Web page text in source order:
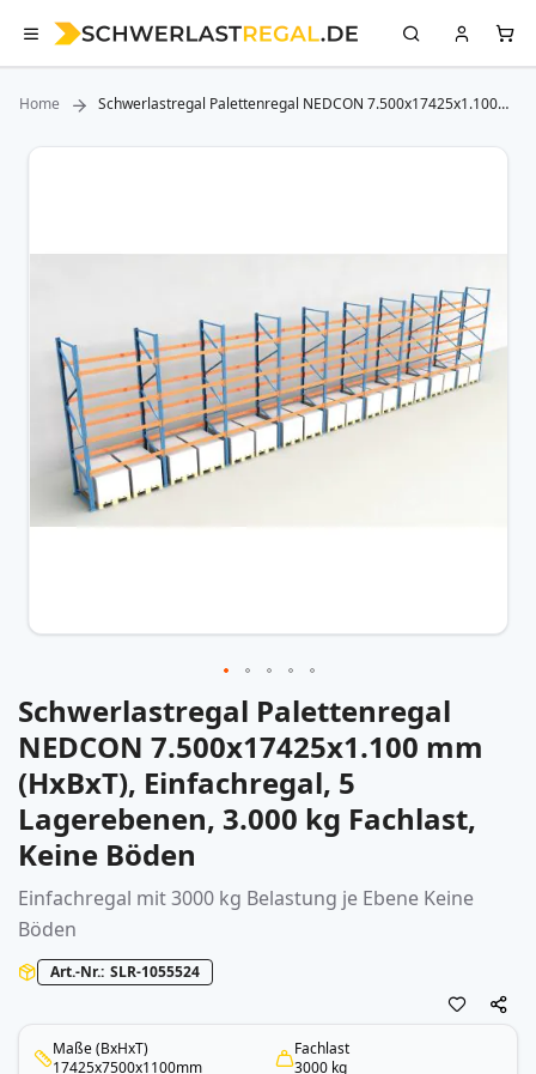
Home
Schwerlastregal Palettenregal NEDCON 7.500x17425x1.100
Zum
Zum
Anfang
der
Bildergalerie
springen
Schwerlastregal Palettenregal
NEDCON 7.500x17425x1.100 mm
(HxBxT), Einfachregal, 5
Lagerebenen, 3.000 kg Fachlast,
Keine Böden
Einfachregal mit 3000 kg Belastung je Ebene Keine
Böden
Art.-Nr. SLR-1055524
Maße (BxHxT)
17425x7500x1100mm
Fachlast
3000 kg